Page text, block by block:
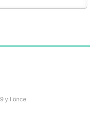
9 yıl önce